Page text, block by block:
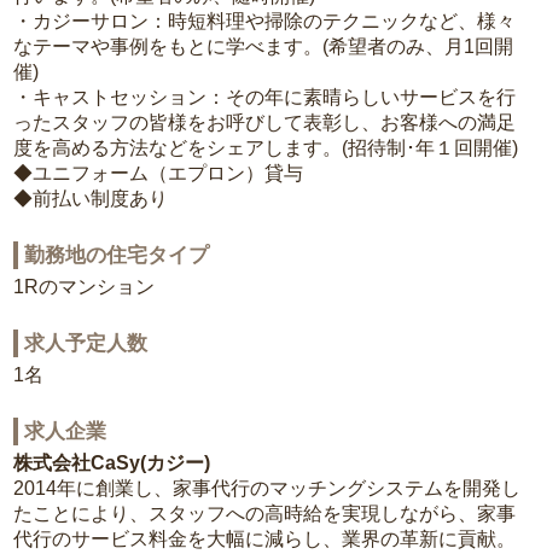
・カジーサロン：時短料理や掃除のテクニックなど、様々
なテーマや事例をもとに学べます。(希望者のみ、月1回開
催)
・キャストセッション：その年に素晴らしいサービスを行
ったスタッフの皆様をお呼びして表彰し、お客様への満足
度を高める方法などをシェアします。(招待制･年１回開催)
◆ユニフォーム（エプロン）貸与
◆前払い制度あり
勤務地の住宅タイプ
1Rのマンション
求人予定人数
1名
求人企業
株式会社CaSy(カジー)
2014年に創業し、家事代行のマッチングシステムを開発し
たことにより、スタッフへの高時給を実現しながら、家事
代行のサービス料金を大幅に減らし、業界の革新に貢献。